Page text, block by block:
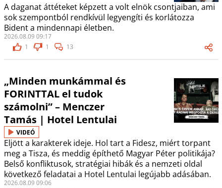
A daganat áttéteket képzett a volt elnök csontjaiban, ami
sok szempontból rendkívül legyengíti és korlátozza
Bident a mindennapi életben.
2026.08.09 09:17
1
1 13
„Minden munkámmal és
FORINTTAL el tudok
számolni” – Menczer
Tamás | Hotel Lentulai
VIDEÓ
Eljött a karakterek ideje. Hol tart a Fidesz, miért torpant
meg a Tisza, és meddig építhető Magyar Péter politikája?
Belső konfliktusok, stratégiai hibák és a nemzeti oldal
következő feladatai a Hotel Lentulai legújabb adásában.
2026.08.09 09:06